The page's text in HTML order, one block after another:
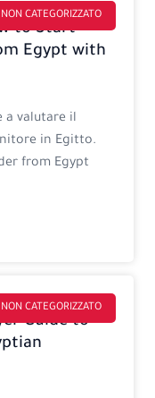
NON CATEGORIZZATO
to Start
Egypt with
a valutare il
in Egitto.
from Egypt
NON CATEGORIZZATO
Guide to